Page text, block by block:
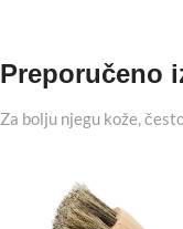
Preporučeno
Za bolju njegu kože,